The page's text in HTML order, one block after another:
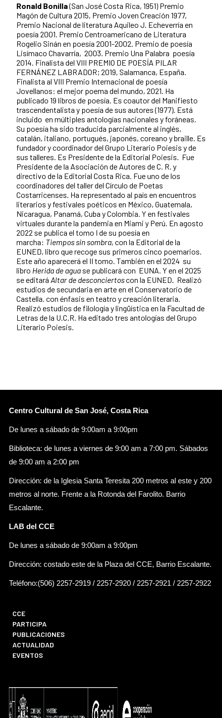
Ronald Bonilla(San José Costa Rica, 1951) Premio
Magón de Cultura 2015, Premio Joven Creación 1977,
Premio Nacional de literatura Aquileo J. Echeverría en
poesía 2001. Premio Centroamericano de Literatura
Rogelio Sinán en poesía 2001-2002. Premio de poesía
Lisímaco Chavarría, 2003. Premio Una Palabra poesía
2014. Finalista del VIII PREMIO DE POESÍA PILAR
FERNÁNEZ LABRADOR; 2019, Salamanca, España.
Finalista al VIII Premio Internacional de poesía
Jovellanos: el mejor poema del mundo, 2021. Ha
publicado 19 libros de poesía. Es coautor del Manifiesto
trascendentalista y poesía de sus autores (1977). Está
incluido en múltiples antologías nacionales y foráneas.
Su poesía ha sido traducida parcialmente al inglés,
catalán, italiano, portugués, japonés, coreano y braille. Es
fundador y coordinador del Grupo Literario Poiesis y de
sus talleres. Es Presidente de la Editorial Poiesis. Fue
Presidente de la Asociación de Autores de C. R. y
directivo de la Editorial Costa Rica. Fue uno de los
coordinadores del taller del Círculo de Poetas
Costarricenses. Ha representado al país en encuentros
literarios y festivales poéticos en México, Guatemala,
Nicaragua, Panamá, Cuba y Colombia. Y en festivales
virtuales durante la pandemia en Miami y Perú. En agosto
2022 se publica el tomo I de su poesía en
marcha: Tiempos sin sombra, con la Editorial de la
EUNED, libro que recoge sus primeros cinco poemarios.
Este año aparecerá el II tomo. También en el 2024 su
libro Herida de agua se publicará con EUNA. Y en el 2025
se editará Altar de desconciertoscon la EUNED. Realizó
estudios de secundaria en arte en el Conservatorio de
Castella. con énfasis en teatro y creación literaria.
Realizó estudios de filología y lingüística en la Facultad de
Letras de la U.C.R. Ha editado tres antologías del Grupo
Literario Poiesis.
Centro Cultural de San José, Costa Rica
De lunes a sábado de 9:00am a 9:00pm
Biblioteca: de lunes a viernes de 9:00 am a 7:00 pm. Sábados
de 9:00 am a 2:00 pm
Dirección: de la Iglesia Santa Teresita 200 metros al este y 200
metros al norte. Frente a la Rotonda del Farolito. Barrio
Escalante.
LAB del CCE
De lunes a sábado de 9:00am a 9:00pm
Dirección: costado este de la Plaza del CCE, Barrio Escalante.
Teléfono:(506) 2257-2919 / 2257-2920 / 2257-2921 / 2257-2922
CCE
PARTICIPA
PUBLICACIONES
ACTUALIDAD
EVENTOS